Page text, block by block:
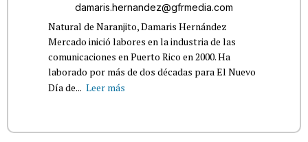
damaris.hernandez@gfrmedia.com
Natural de Naranjito, Damaris Hernández
Mercado inició labores en la industria de las
comunicaciones en Puerto Rico en 2000. Ha
laborado por más de dos décadas para El Nuevo
Día de... Leer más